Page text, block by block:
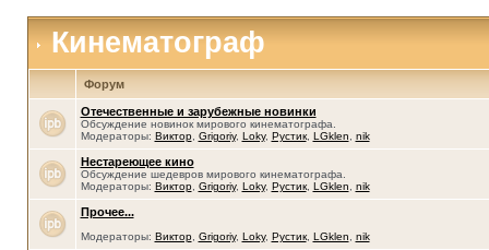
Кинематограф
Форум
Отечественные и зарубежные новинки
Обсуждение новинок мирового кинематографа.
Модераторы: Виктор, Grigoriy, Loky, Рустик, LGklen nik
Нестареющее кино
Обсуждение шедевров мирового кинематографа.
Модераторы: Виктор, Grigoriy, Loky, Рустик, LGklen nik
Прочее...
Модераторы: Виктор, Grigoriy, Loky, Рустик, LGklen nik